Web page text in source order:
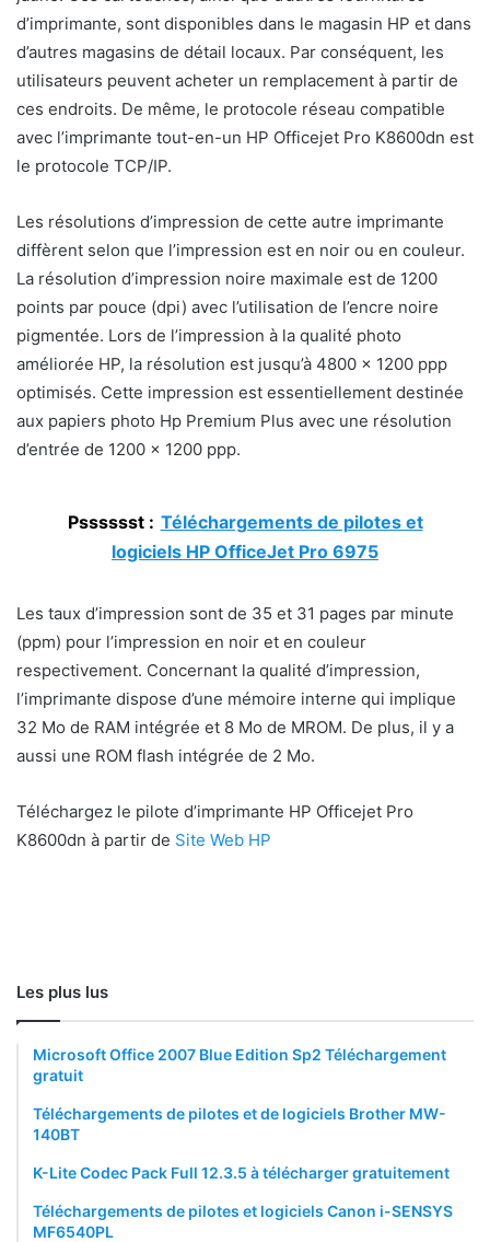
d’imprimante, sont disponibles dans le magasin HP et dans
d’autres magasins de détail locaux. Par conséquent, les
utilisateurs peuvent acheter un remplacement à partir de
ces endroits. De même, le protocole réseau compatible
avec l’imprimante tout-en-un HP Officejet Pro K8600dn est
le protocole TCP/IP.
Les résolutions d’impression de cette autre imprimante
diffèrent selon que l’impression est en noir ou en couleur.
La résolution d’impression noire maximale est de 1200
points par pouce (dpi) avec l’utilisation de l’encre noire
pigmentée. Lors de l’impression à la qualité photo
améliorée HP, la résolution est jusqu’à 4800 x 1200 ppp
optimisés. Cette impression est essentiellement destinée
aux papiers photo Hp Premium Plus avec une résolution
d’entrée de 1200 x 1200 ppp.
Psssssst : Téléchargements de pilotes et
logiciels HP OfficeJet Pro 6975
Les taux d’impression sont de 35 et 31 pages par minute
(ppm) pour l’impression en noir et en couleur
respectivement. Concernant la qualité d’impression,
l’imprimante dispose d’une mémoire interne qui implique
32 Mo de RAM intégrée et 8 Mo de MROM. De plus, il y a
aussi une ROM flash intégrée de 2 Mo.
Téléchargez le pilote d’imprimante HP Officejet Pro
K8600dn à partir de Site Web HP
Les plus lus
Microsoft Office 2007 Blue Edition Sp2 Téléchargement
gratuit
Téléchargements de pilotes et de logiciels Brother MW-
140BT
K-Lite Codec Pack Full 12.3.5 à télécharger gratuitement
Téléchargements de pilotes et logiciels Canon i-SENSYS
MF6540PL